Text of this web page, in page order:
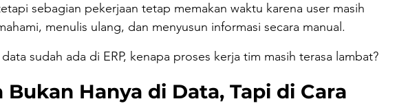
sebagian pekerjaan tetap memakan waktu karena user masih
menulis ulang, dan menyusun informasi secara manual.
sudah ada di ERP, kenapa proses kerja tim masih terasa lambat?
Bukan Hanya di Data, Tapi di Cara